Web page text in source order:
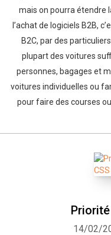
mais on pourra étendre
l’achat de logiciels B2B,
B2C, par des
plupart des voitures
personnes, bagages et
voitures individuelles ou
pour faire des courses
14/02/